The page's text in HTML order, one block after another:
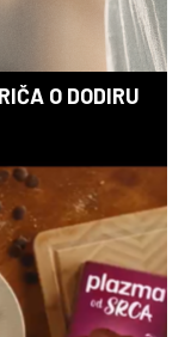
O DODIRU